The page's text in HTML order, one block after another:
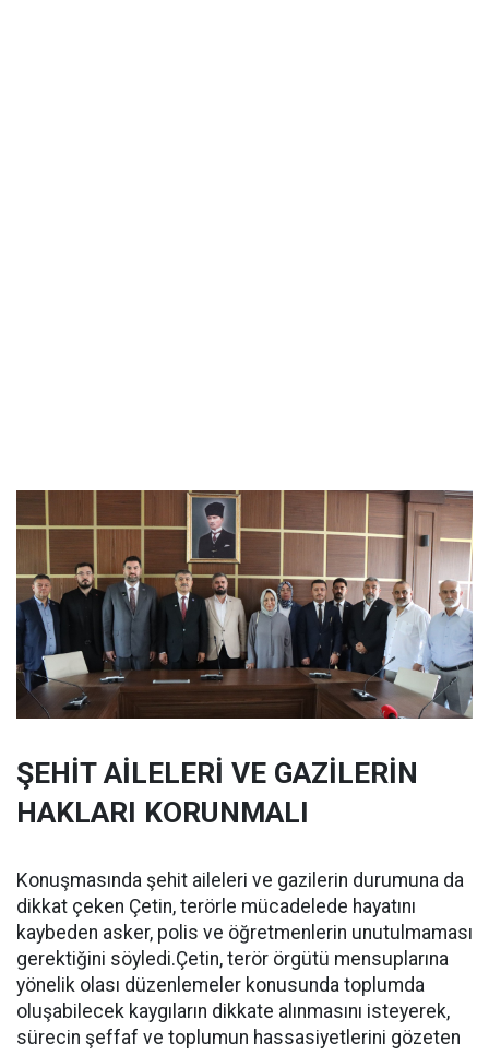
ŞEHİT AİLELERİ VE GAZİLERİN
HAKLARI KORUNMALI
Konuşmasında şehit aileleri ve gazilerin durumuna da
dikkat çeken Çetin, terörle mücadelede hayatını
kaybeden asker, polis ve öğretmenlerin unutulmaması
gerektiğini söyledi.Çetin, terör örgütü mensuplarına
yönelik olası düzenlemeler konusunda toplumda
oluşabilecek kaygıların dikkate alınmasını isteyerek,
sürecin şeffaf ve toplumun hassasiyetlerini gözeten